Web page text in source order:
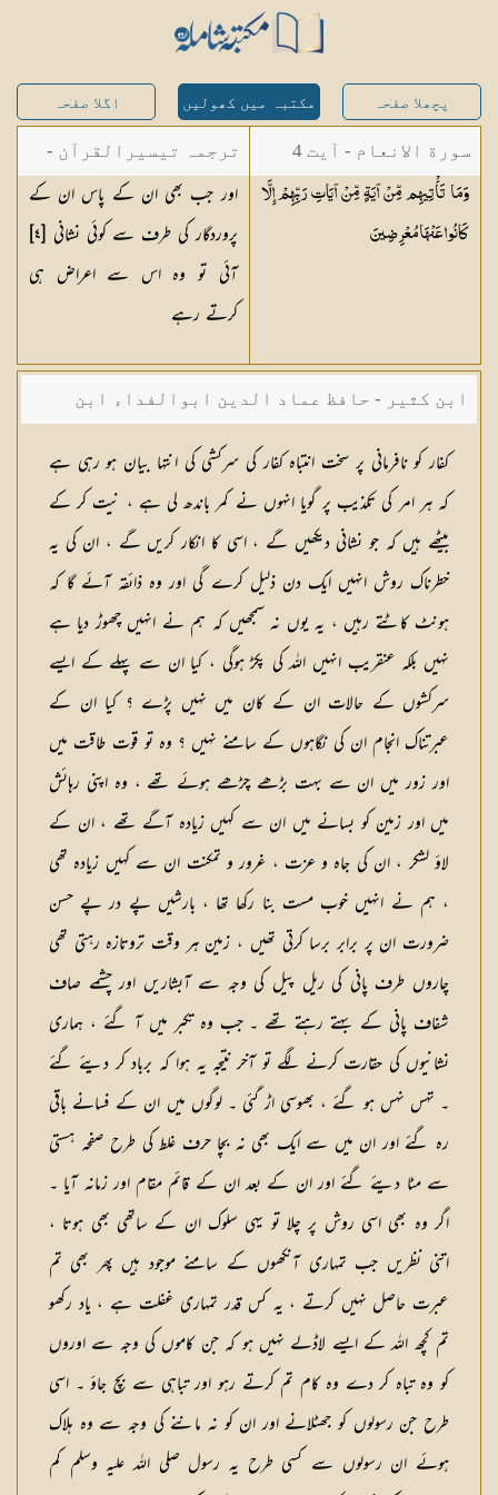
پچھلا صفحہ مکتبہ میں کھولیں اگلا صفحہ
سورة الانعام - آیت 4
وَمَا تَأْتِيهِم مِّنْ آيَةٍ مِّنْ آيَاتِ رَبِّهِمْ إِلَّا
كَانُوا عَنْهَامُعْرِضِينَ
ترجمہ تیسیرالقرآن -
مولانا عبد الرحمن
کیلانی
اور جب بھی ان کے پاس ان کے
پروردگار کی طرف سے کوئی نشانی [٤]
آئی تو وہ اس سے اعراض ہی
کرتے رہے
ابن کثیر - حافظ عماد الدین ابوالفداء ابن
کثیر صاحب
کفار کو نافرمانی پر سخت انتباہ کفار کی سرکشی کی انتہا بیان ہو رہی ہے
کہ ہر امر کی تکذیب پر گویا انہوں نے کمر باندھ لی ہے ، نیت کر کے
بیٹھے ہیں کہ جو نشانی دیکھیں گے ، اسی کا انکار کریں گے ، ان کی یہ
خطرناک روش انہیں ایک دن ذلیل کرے گی اور وہ ذائقہ آئے گا کہ
ہونٹ کاٹتے رہیں ، یہ یوں نہ سمجھیں کہ ہم نے انہیں چھوڑ دیا ہے
نہیں بلکہ عنقریب انہیں اللہ کی پکڑ ہوگی ، کیا ان سے پہلے کے ایسے
سرکشوں کے حالات ان کے کان میں نہیں پڑے ؟ کیا ان کے
عبرتناک انجام ان کی نگاہوں کے سامنے نہیں ؟ وہ تو قوت طاقت میں
اور زور میں ان سے بہت بڑھے چڑھے ہوئے تھے ، وہ اپنی رہائش
میں اور زمین کو بسانے میں ان سے کہیں زیادہ آگے تھے ، ان کے
لاؤ لشکر ، ان کی جاہ و عزت ، غرور و تمکنت ان سے کہیں زیادہ تھی
، ہم نے انہیں خوب مست بنا رکھا تھا ، بارشیں پے در پے حسن
ضرورت ان پر برابر برسا کرتی تھیں ، زمین ہر وقت تروتازہ رہتی تھی
چاروں طرف پانی کی ریل پیل کی وجہ سے آبشاریں اور چشمے صاف
شفاف پانی کے بہتے رہتے تھے ۔ جب وہ تکبر میں آ گئے ، ہماری
نشانیوں کی حقارت کرنے لگے تو آخر نتیجہ یہ ہوا کہ برباد کر دیئے گئے
۔ تہس نہس ہو گئے ، بھوسی اڑ گئی ۔ لوگوں میں ان کے فسانے باقی
رہ گئے اور ان میں سے ایک بھی نہ بچا حرف غلط کی طرح صفحہ ہستی
سے مٹا دیئے گئے اور ان کے بعد ان کے قائم مقام اور زمانہ آیا ۔
اگر وہ بھی اسی روش پر چلا تو یہی سلوک ان کے ساتھی بھی ہوتا ،
اتنی نظریں جب تمہاری آنکھوں کے سامنے موجود ہیں پھر بھی تم
عبرت حاصل نہیں کرتے ، یہ کس قدر تمہاری غفلت ہے ، یاد رکھو
تم کچھ اللہ کے ایسے لاڈلے نہیں ہو کہ جن کاموں کی وجہ سے اوروں
کو وہ تباہ کر دے وہ کام تم کرتے رہو اور تباہی سے بچ جاؤ ۔ اسی
طرح جن رسولوں کو جھٹلانے اور ان کو نہ ماننے کی وجہ سے وہ ہلاک
ہوئے ان رسولوں سے کسی طرح یہ رسول صلی اللہ علیہ وسلم کم